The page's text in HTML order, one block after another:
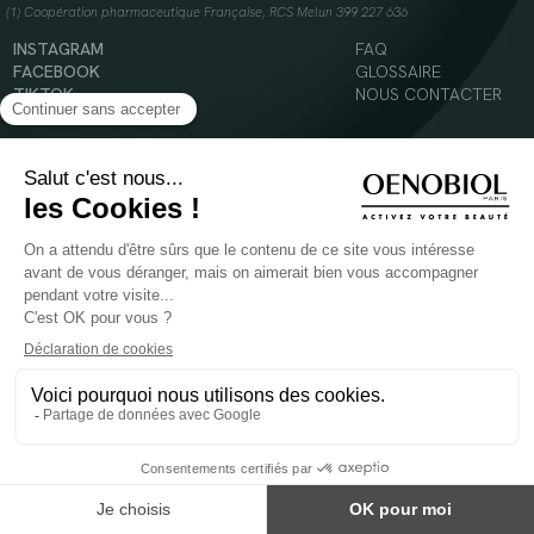
(1) Coopération pharmaceutique Française, RCS Melun 399 227 636
INSTAGRAM
FACEBOOK
TIKTOK
YOUTUBE
FAQ
GLOSSAIRE
NOUS CONTACTER
© 2024 Oenobiol Paris
Mentions légales
Politique en matière de cookies
POUR VOTRE SANTÉ, MANGEZ AU MOINS CINQ FRUITS ET LÉGUMES PAR JOUR -
Les complément alimentaires doivent être utilisés dans le cadre d'un mode de vie sain et
ne pas être utilisés comme substituts d'un régimes alimentaire varié et équilibré.